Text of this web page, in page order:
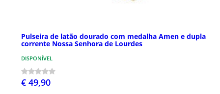
Pulseira de latão dourado com medalha Amen e dupla
corrente Nossa Senhora de Lourdes
DISPONÍVEL
€ 49,90